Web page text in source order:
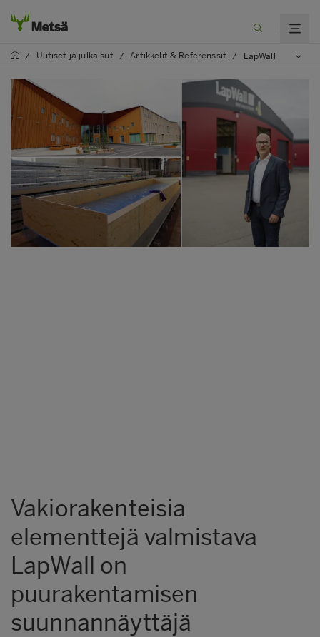
/ Uutiset ja julkaisut / Artikkelit & Referenssit / LapWall
Vakiorakenteisia
elementtejä valmistava
LapWall on
puurakentamisen
suunnannäyttäjä